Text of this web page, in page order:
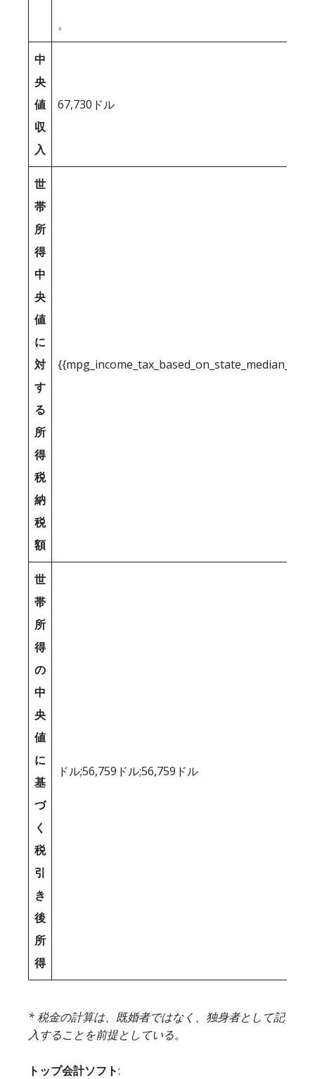
。
中
央
値
収
入
67,730ドル
世
帯
所
得
中
央
値
に
対
す
る
所
得
税
納
税
額
世
帯
所
得
の
中
央
値
に
基
づ
く
税
引
き
後
所
得
ドル;56,759ドル;56,759ドル
* 税金の計算は、既婚者ではなく、独身者として記
入することを前提としている。
トップ会計ソフト: